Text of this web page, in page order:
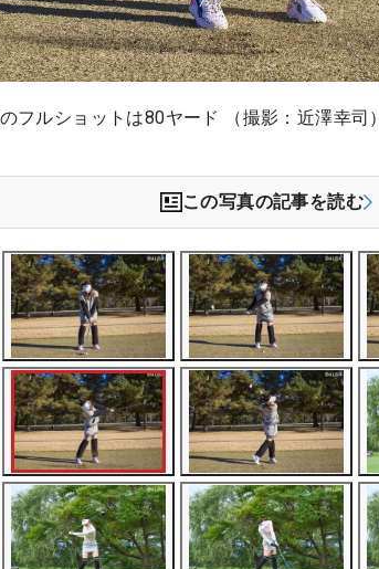
フルショットは80ヤード （撮影：近澤幸司）
この写真の記事を読む